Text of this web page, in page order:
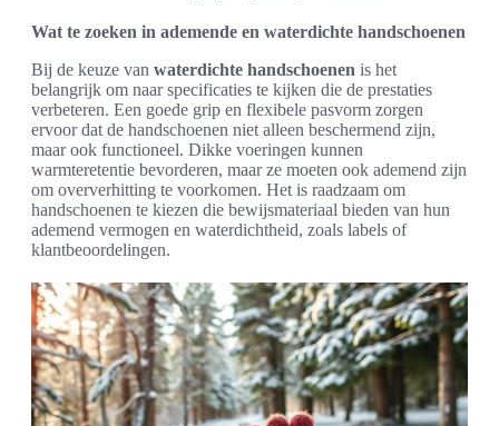
Wat te zoeken in ademende en waterdichte handschoenen
Bij de keuze van waterdichte handschoenen is het
belangrijk om naar specificaties te kijken die de prestaties
verbeteren. Een goede grip en flexibele pasvorm zorgen
ervoor dat de handschoenen niet alleen beschermend zijn,
maar ook functioneel. Dikke voeringen kunnen
warmteretentie bevorderen, maar ze moeten ook ademend zijn
om oververhitting te voorkomen. Het is raadzaam om
handschoenen te kiezen die bewijsmateriaal bieden van hun
ademend vermogen en waterdichtheid, zoals labels of
klantbeoordelingen.